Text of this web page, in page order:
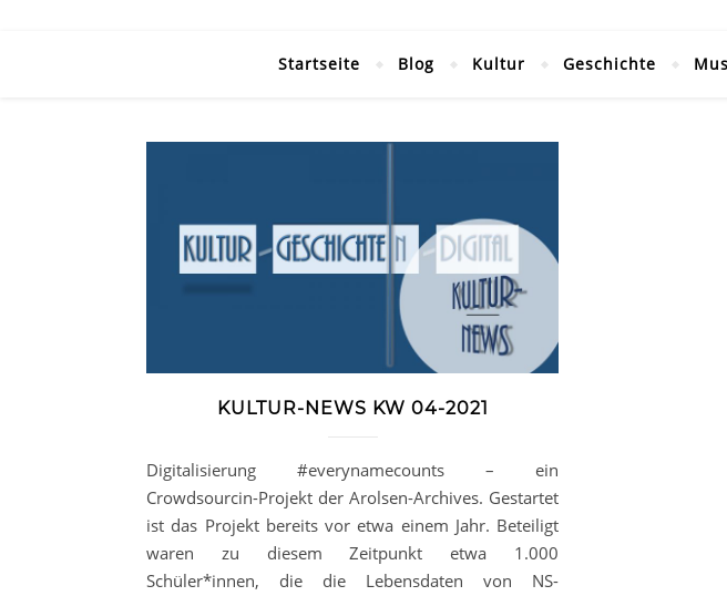
Startseite Blog Kultur Geschichte
KULTUR-NEWS KW 04-2021
Digitalisierung #everynamecounts – ein
Crowdsourcin-Projekt der Arolsen-Archives. Gestartet
ist das Projekt bereits vor etwa einem Jahr. Beteiligt
waren zu diesem Zeitpunkt etwa 1.000
Schüler*innen, die die Lebensdaten von NS-